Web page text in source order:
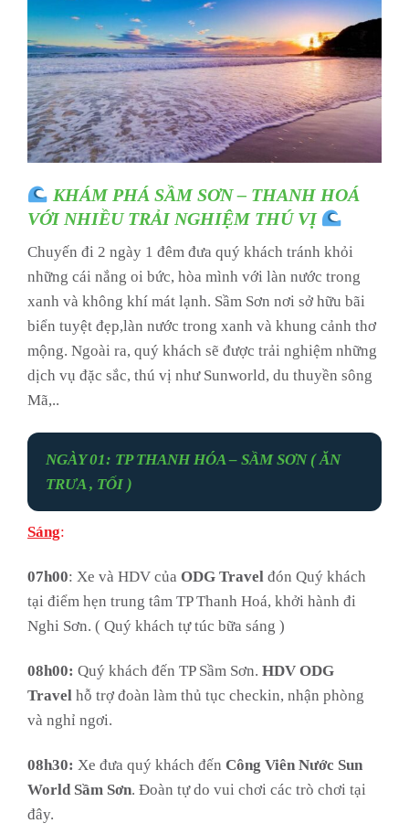
KHÁM PHÁ SẦM SƠN – THANH HOÁ
VỚI NHIỀU TRẢI NGHIỆM THÚ VỊ
Chuyến đi 2 ngày 1 đêm đưa quý khách tránh khỏi
những cái nắng oi bức, hòa mình với làn nước trong
xanh và không khí mát lạnh. Sầm Sơn nơi sở hữu bãi
biển tuyệt đẹp,làn nước trong xanh và khung cảnh thơ
mộng. Ngoài ra, quý khách sẽ được trải nghiệm những
dịch vụ đặc sắc, thú vị như Sunworld, du thuyền sông
Mã,..
NGÀY 01: TP THANH HÓA – SẦM SƠN ( ĂN
TRƯA , TỐI )
Sáng:
07h00: Xe và HDV của ODG Travel đón Quý khách
tại điểm hẹn trung tâm TP Thanh Hoá, khởi hành đi
Nghi Sơn. ( Quý khách tự túc bữa sáng )
08h00: Quý khách đến TP Sầm Sơn. HDV ODG
Travel hỗ trợ đoàn làm thủ tục checkin, nhận phòng
và nghỉ ngơi.
08h30: Xe đưa quý khách đến Công Viên Nước Sun
World Sầm Sơn. Đoàn tự do vui chơi các trò chơi tại
đây.